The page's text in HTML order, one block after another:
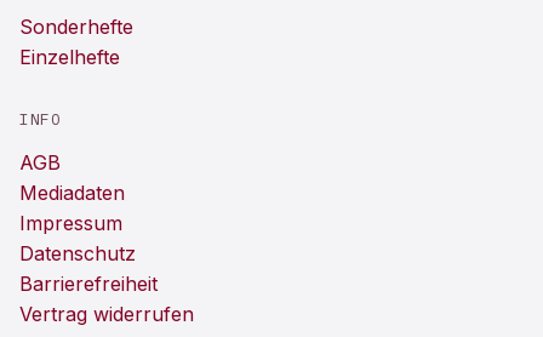
Sonderhefte
Einzelhefte
INFO
AGB
Mediadaten
Impressum
Datenschutz
Barrierefreiheit
Vertrag widerrufen